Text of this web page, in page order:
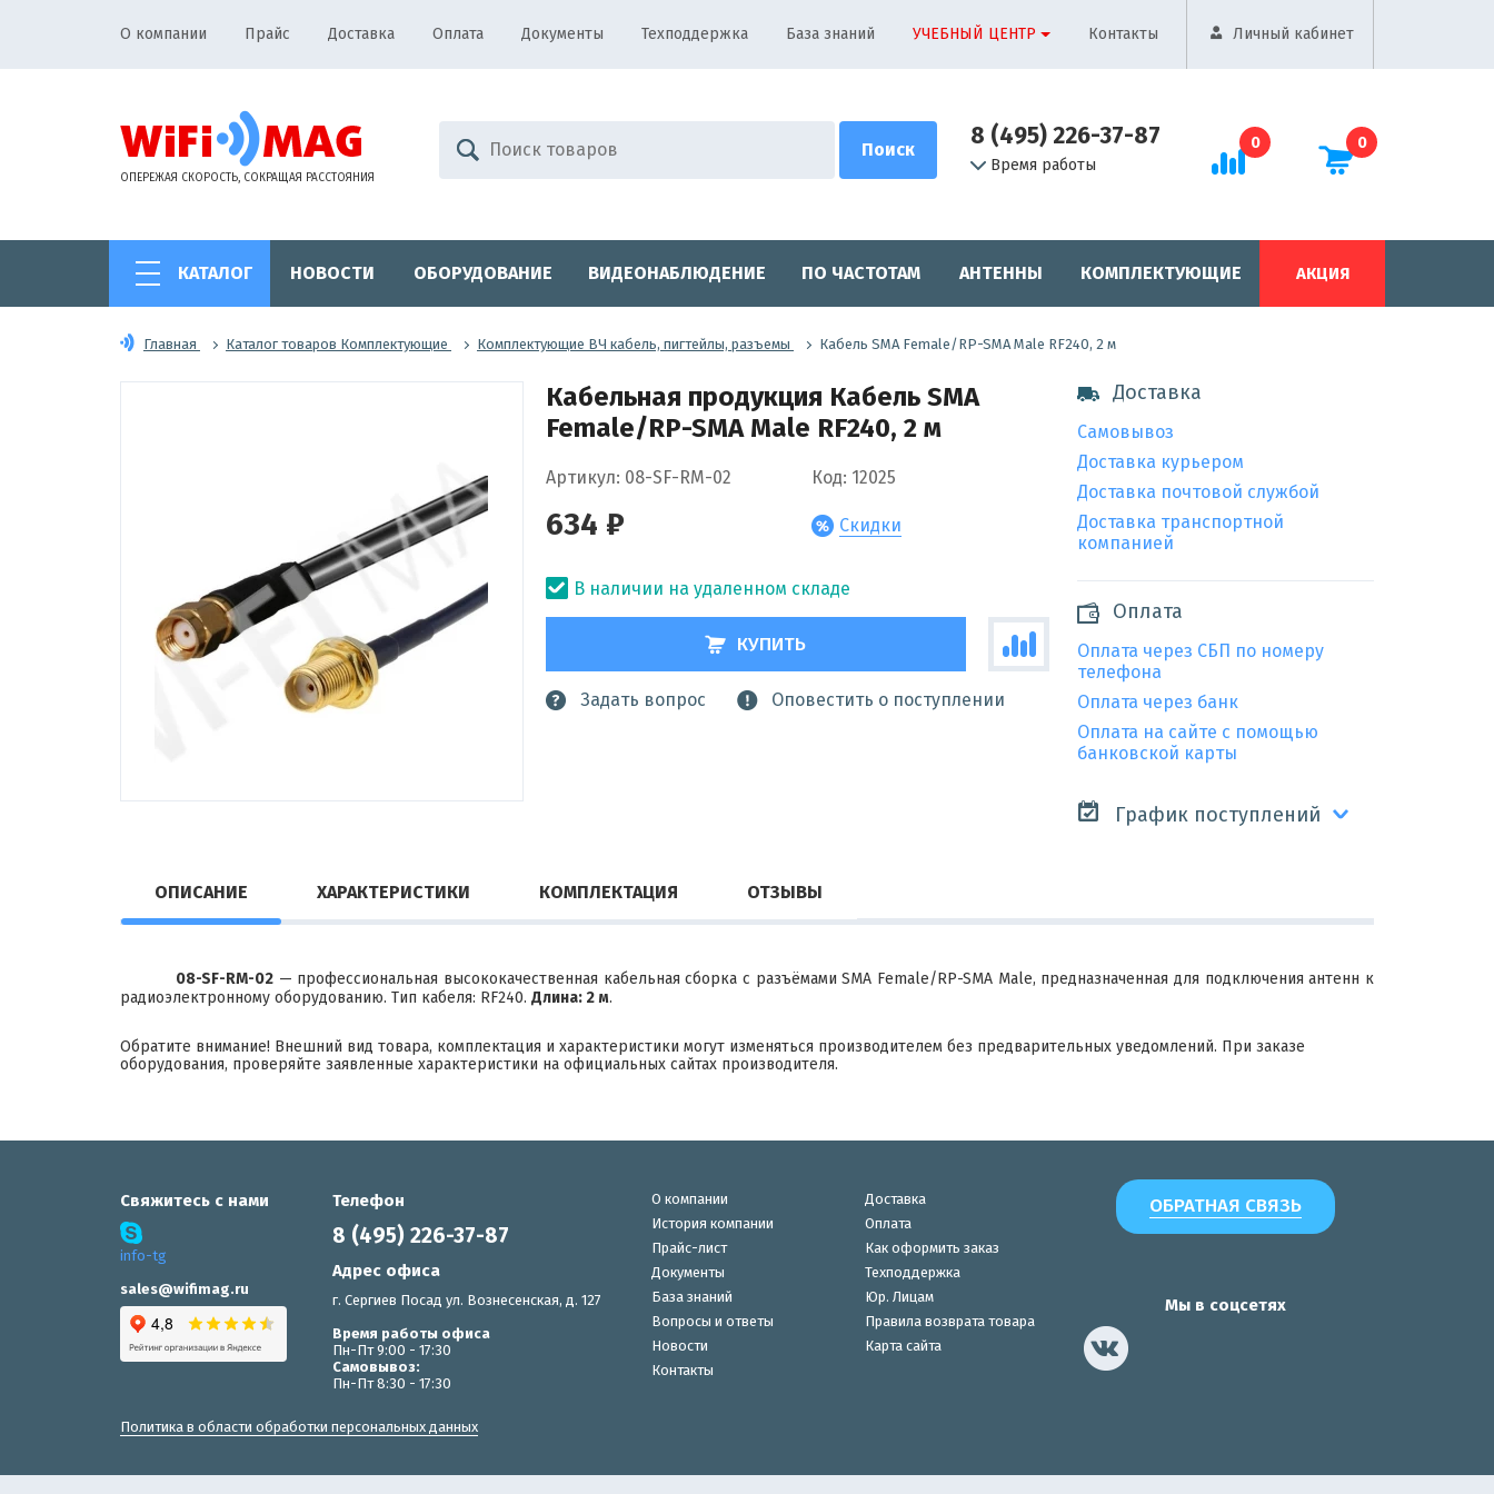
О компании Прайс Доставка Оплата Документы Техподдержка База знаний УЧЕБНЫЙ ЦЕНТР Контакты Личный кабинет
ОПЕРЕЖАЯ СКОРОСТЬ, СОКРАЩАЯ РАССТОЯНИЯ
8 (495) 226-37-87
Время работы
0 0
КАТАЛОГ НОВОСТИ ОБОРУДОВАНИЕ ВИДЕОНАБЛЮДЕНИЕ ПО ЧАСТОТАМ АНТЕННЫ КОМПЛЕКТУЮЩИЕ АКЦИЯ
Главная Каталог товаров Комплектующие Комплектующие ВЧ кабель, пигтейлы, разъемы Кабель SMA Female/RP-SMA Male RF240, 2 м
Кабельная продукция Кабель SMA
Female/RP-SMA Male RF240, 2 м
Артикул: 08-SF-RM-02 Код: 12025
634 ₽ Скидки
В наличии на удаленном складе
КУПИТЬ
Задать вопрос Оповестить о поступлении
Доставка
Самовывоз
Доставка курьером
Доставка почтовой службой
Доставка транспортной
компанией
Оплата
Оплата через СБП по номеру
телефона
Оплата через банк
Оплата на сайте с помощью
банковской карты
График поступлений
ОПИСАНИЕ ХАРАКТЕРИСТИКИ КОМПЛЕКТАЦИЯ ОТЗЫВЫ
08-SF-RM-02 — профессиональная высококачественная кабельная сборка с разъёмами SMA Female/RP-SMA Male, предназначенная для подключения антенн к
радиоэлектронному оборудованию. Тип кабеля: RF240. Длина: 2 м.
Обратите внимание! Внешний вид товара, комплектация и характеристики могут изменяться производителем без предварительных уведомлений. При заказе
оборудования, проверяйте заявленные характеристики на официальных сайтах производителя.
Свяжитесь с нами
info-tg
sales@wifimag.ru
Телефон
8 (495) 226-37-87
Адрес офиса
г. Сергиев Посад ул. Вознесенская, д. 127
Время работы офиса
Пн-Пт 9:00 - 17:30
Самовывоз:
Пн-Пт 8:30 - 17:30
О компании
История компании
Прайс-лист
Документы
База знаний
Вопросы и ответы
Новости
Контакты
Доставка
Оплата
Как оформить заказ
Техподдержка
Юр. Лицам
Правила возврата товара
Карта сайта
ОБРАТНАЯ СВЯЗЬ
Мы в соцсетях
Политика в области обработки персональных данных